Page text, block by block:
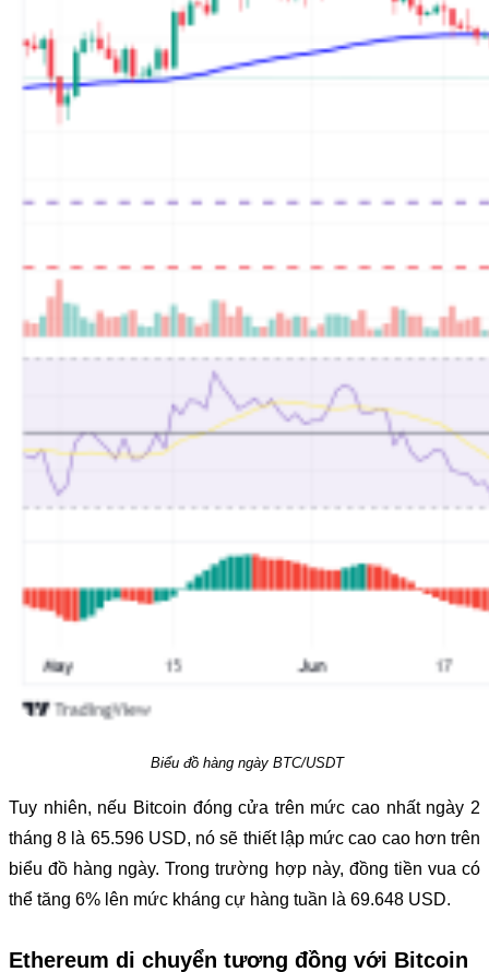
Biểu đồ hàng ngày BTC/USDT
Tuy nhiên, nếu Bitcoin đóng cửa trên mức cao nhất ngày 2
tháng 8 là 65.596 USD, nó sẽ thiết lập mức cao cao hơn trên
biểu đồ hàng ngày. Trong trường hợp này, đồng tiền vua có
thể tăng 6% lên mức kháng cự hàng tuần là 69.648 USD.
Ethereum di chuyển tương đồng với Bitcoin